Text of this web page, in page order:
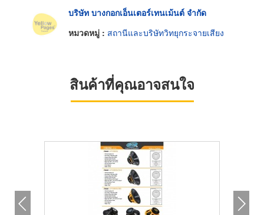
บริษัท บางกอกเอ็นเตอร์เทนเม้นต์ จำกัด
หมวดหมู่ : สถานีและบริษัทวิทยุกระจายเสียง
สินค้าที่คุณอาจสนใจ